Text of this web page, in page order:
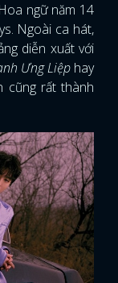
ngữ năm 14
Ngoài ca hát,
diễn xuất với
Ưng Liệp hay
cũng rất thành